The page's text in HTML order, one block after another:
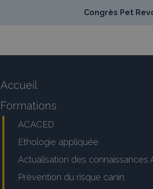
Congrès Pet
Accueil
Formations
ACACED
Ethologie appliquée
Actualisation des connaissances
Prévention du risque canin